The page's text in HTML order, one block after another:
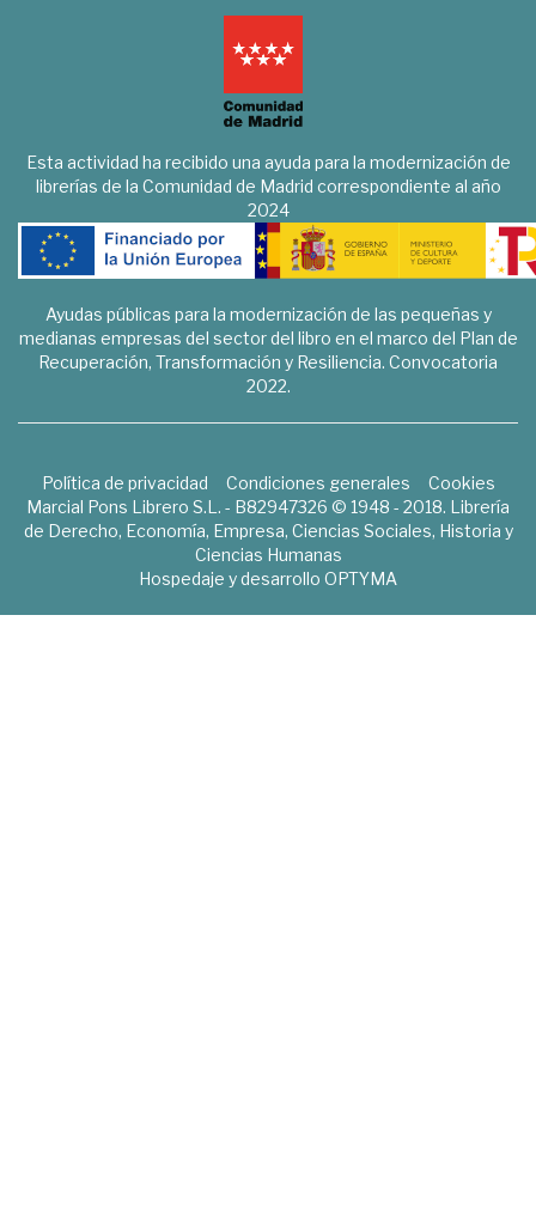
Esta actividad ha recibido una ayuda para la modernización de
librerías de la Comunidad de Madrid correspondiente al año
2024
Ayudas públicas para la modernización de las pequeñas y
medianas empresas del sector del libro en el marco del Plan de
Recuperación, Transformación y Resiliencia. Convocatoria
2022.
Política de privacidad Condiciones generales
Cookies
Marcial Pons Librero S.L. - B82947326 © 1948 - 2018. Librería
de Derecho, Economía, Empresa, Ciencias Sociales, Historia y
Ciencias Humanas
Hospedaje y desarrollo OPTYMA